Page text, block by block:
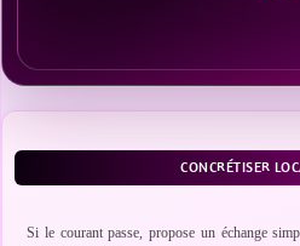
CONCRÉTISER
Si le courant passe, propose un échange